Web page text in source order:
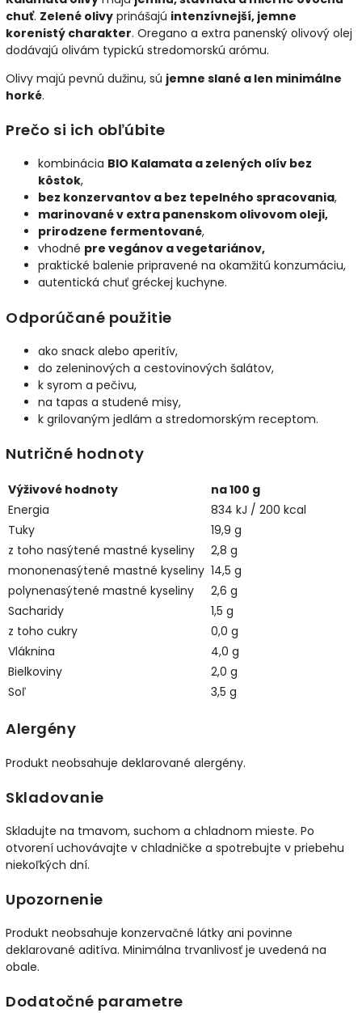
chuť. Zelené olivy prinášajú intenzívnejší, jemne
korenistý charakter. Oregano a extra panenský olivový olej
dodávajú olivám typickú stredomorskú arómu.
Olivy majú pevnú dužinu, sú jemne slané a len minimálne
horké.
Prečo si ich obľúbite
kombinácia BIO Kalamata a zelených olív bez
kôstok,
bez konzervantov a bez tepelného spracovania,
marinované v extra panenskom olivovom oleji,
prirodzene fermentované,
vhodné pre vegánov a vegetariánov,
praktické balenie pripravené na okamžitú konzumáciu,
autentická chuť gréckej kuchyne.
Odporúčané použitie
ako snack alebo aperitív,
do zeleninových a cestovinových šalátov,
k syrom a pečivu,
na tapas a studené misy,
k grilovaným jedlám a stredomorským receptom.
Nutričné hodnoty
Výživové hodnoty
na 100 g
Energia
834 kJ / 200 kcal
Tuky
19,9 g
z toho nasýtené mastné kyseliny
2,8 g
mononenasýtené mastné kyseliny 14,5 g
polynenasýtené mastné kyseliny
2,6 g
Sacharidy
1,5 g
z toho cukry
0,0 g
Vláknina
4,0 g
Bielkoviny
2,0 g
Soľ
3,5 g
Alergény
Produkt neobsahuje deklarované alergény.
Skladovanie
Skladujte na tmavom, suchom a chladnom mieste. Po
otvorení uchovávajte v chladničke a spotrebujte v priebehu
niekoľkých dní.
Upozornenie
Produkt neobsahuje konzervačné látky ani povinne
deklarované aditíva. Minimálna trvanlivosť je uvedená na
obale.
Dodatočné parametre